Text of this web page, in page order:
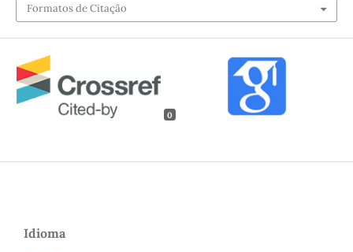
Formatos de Citação
0
Idioma